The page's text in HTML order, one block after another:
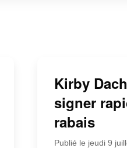
Kirby
signer
rabais
Publié le jeudi 9